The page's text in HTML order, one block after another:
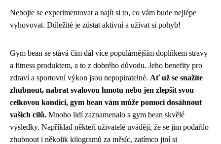
Nebojte se experimentovat a najít si to, co vám bude nejlépe
vyhovovat. Důležité je zůstat aktivní a užívat si pohyb!
Gym bean se stává čím dál více populárnějším doplňkem stravy
a fitness produktem, a to z dobrého důvodu. Jeho benefity pro
zdraví a sportovní výkon jsou nepopiratelné. Ať už se snažíte
zhubnout, nabrat svalovou hmotu nebo jen zlepšit svou
celkovou kondici, gym bean vám může pomoci dosáhnout
vašich cílů. Mnoho lidí zaznamenalo s gym bean skvělé
výsledky. Například někteří uživatelé uvádějí, že se jim podařilo
zhubnout i několik kilogramů za měsíc, zatímco jiní si